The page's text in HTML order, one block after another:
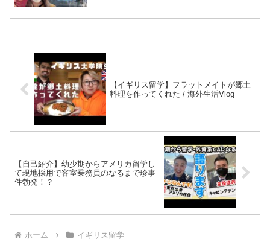
【イギリス留学】フラットメイトが郷土
料理を作ってくれた / 海外生活Vlog
【自己紹介】幼少期からアメリカ留学し
て現地採用で客室乗務員のなるまで珍事
件勃発！？
ホーム イギリス留学